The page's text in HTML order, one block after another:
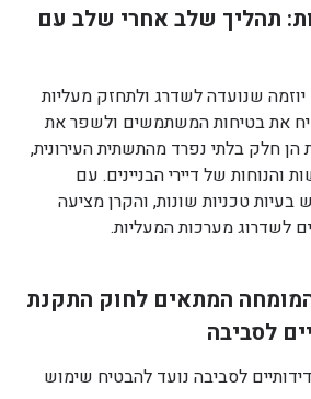
תהליך שלב אחרי שלב עם
שנועדה לשדרג ולתחזק מעליות
את בטיחות המשתמשים ולשפר את
הן חלק בלתי נפרד מהתשתית העירונית,
והנוחות של דיירי הבניינים. עם
טכניות שונות, והקרן מציעה
לשדרוג מערכות המעליות.
המתאים לחוק התקנת
לסביבה
לסביבה נועד להבטיח שימוש